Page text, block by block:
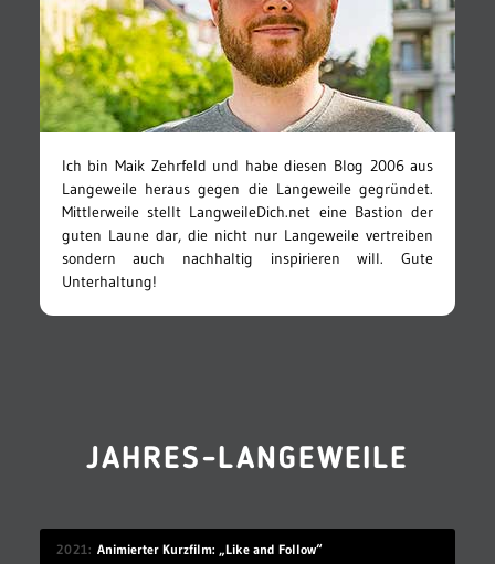
Ich bin Maik Zehrfeld und habe diesen Blog 2006 aus
Langeweile heraus gegen die Langeweile gegründet.
Mittlerweile stellt LangweileDich.net eine Bastion der
guten Laune dar, die nicht nur Langeweile vertreiben
sondern auch nachhaltig inspirieren will. Gute
Unterhaltung!
JAHRES-LANGEWEILE
2021 Animierter Kurzfilm: „Like and Follow“